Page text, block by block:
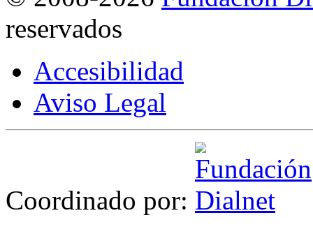
reservados
Accesibilidad
Aviso Legal
Coordinado por: